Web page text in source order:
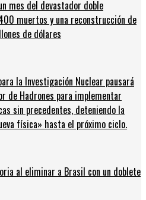
mes del devastador doble
muertos y una reconstrucción de
de dólares
la Investigación Nuclear pausará
de Hadrones para implementar
sin precedentes, deteniendo la
física» hasta el próximo ciclo.
al eliminar a Brasil con un doblete